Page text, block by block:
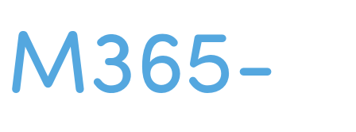
M365-